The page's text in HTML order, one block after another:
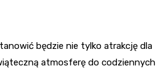
będzie nie tylko atrakcję dla
atmosferę do codziennych